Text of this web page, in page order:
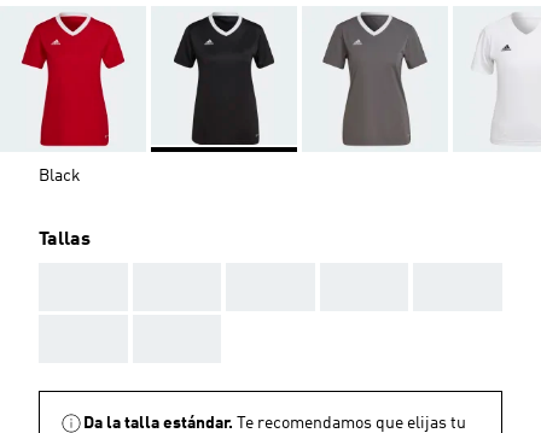
Black
Tallas
Da la talla estándar.
Te recomendamos que elijas tu